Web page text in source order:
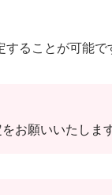
ることが可能で
お願いいたします